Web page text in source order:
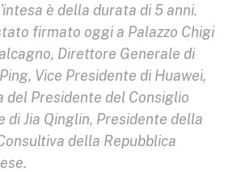
è della durata di 5 anni.
firmato oggi a Palazzo Chigi
Direttore Generale di
Vice Presidente di Huawei,
del Presidente del Consiglio
di Jia Qinglin, Presidente della
della Repubblica